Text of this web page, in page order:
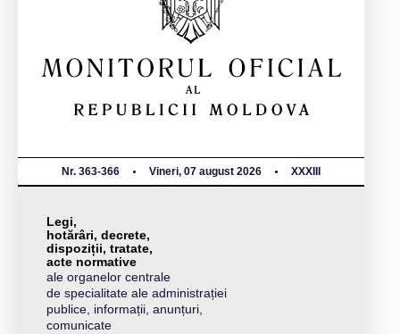
Nr. 363-366 Vineri, 07 august 2026 XXXIII
Legi,
hotărâri, decrete,
dispoziții, tratate,
acte normative
ale organelor centrale
de specialitate ale administrației
publice, informații, anunțuri,
comunicate